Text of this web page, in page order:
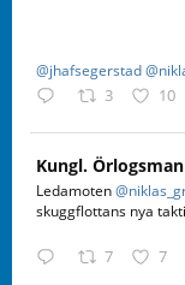
@jhafsegerstad
3 10
Kungl.
Ledamoten
skuggflottans nya
7 7